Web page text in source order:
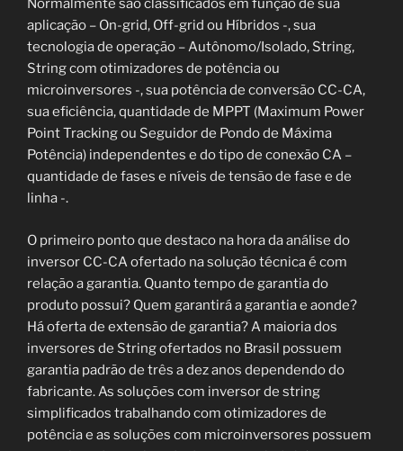
Normalmente são classificados em função de sua
aplicação – On-grid, Off-grid ou Híbridos -, sua
tecnologia de operação – Autônomo/Isolado, String,
String com otimizadores de potência ou
microinversores -, sua potência de conversão CC-CA,
sua eficiência, quantidade de MPPT (Maximum Power
Point Tracking ou Seguidor de Pondo de Máxima
Potência) independentes e do tipo de conexão CA –
quantidade de fases e níveis de tensão de fase e de
linha -.
O primeiro ponto que destaco na hora da análise do
inversor CC-CA ofertado na solução técnica é com
relação a garantia. Quanto tempo de garantia do
produto possui? Quem garantirá a garantia e aonde?
Há oferta de extensão de garantia? A maioria dos
inversores de String ofertados no Brasil possuem
garantia padrão de três a dez anos dependendo do
fabricante. As soluções com inversor de string
simplificados trabalhando com otimizadores de
potência e as soluções com microinversores possuem